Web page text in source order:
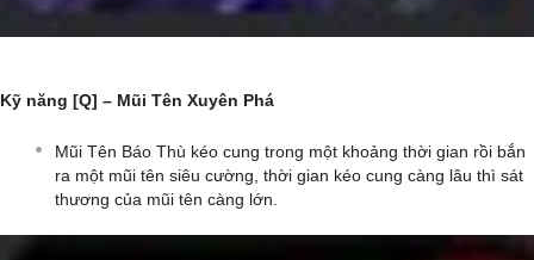
Kỹ năng [Q] – Mũi Tên Xuyên Phá
Mũi Tên Báo Thù kéo cung trong một khoảng thời gian rồi bắn
ra một mũi tên siêu cường, thời gian kéo cung càng lâu thì sát
thương của mũi tên càng lớn.